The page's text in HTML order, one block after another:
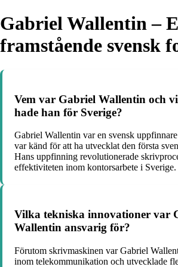
Gabriel Wallentin –
framstående svensk
Vem var Gabriel Wallentin och
hade han för Sverige?
Gabriel Wallentin var en svensk
var känd för att ha utvecklat den första
Hans uppfinning revolutionerade
effektiviteten inom kontorsarbete i Sverige.
Vilka tekniska innovationer var
Wallentin ansvarig för?
Förutom skrivmaskinen var Gabriel
inom telekommunikation och utvecklade